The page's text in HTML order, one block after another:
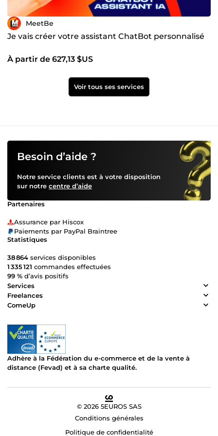
MeetBe
Je vais créer votre assistant ChatBot personnalisé
À partir de 627,13 $US
Voir tous ses services
Besoin d’aide ?
Notre service clients est à votre disposition
sur notre centre d’aide
Partenaires
Assurance par Hiscox
Paiements par PayPal Braintree
Statistiques
38 864 services disponibles
1 335 121 commandes effectuées
99 % d’avis positifs
Services
Freelances
ComeUp
Adhère à la Fédération du e-commerce et de la vente à
distance (Fevad) et à sa charte qualité.
© 2026 5EUROS SAS
Conditions générales
Politique de confidentialité